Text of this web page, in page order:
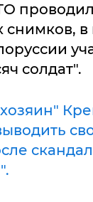
снимков,
солдат".